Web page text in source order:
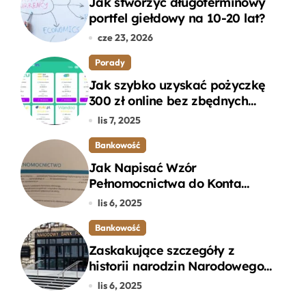
portfel giełdowy na 10-20 lat?
cze 23, 2026
Porady
Jak szybko uzyskać pożyczkę
300 zł online bez zbędnych
formalności?
lis 7, 2025
Bankowość
Jak Napisać Wzór
Pełnomocnictwa do Konta
Bankowego – Praktyczny
lis 6, 2025
Bankowość
Zaskakujące szczegóły z
historii narodzin Narodowego
Banku Polskiego, o których
lis 6, 2025